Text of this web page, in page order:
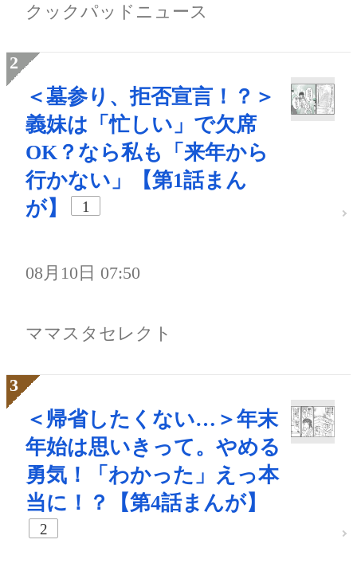
クックパッドニュース
＜墓参り、拒否宣言！？＞
義妹は「忙しい」で欠席
OK？なら私も「来年から
行かない」【第1話まん
が】
1
08月10日 07:50
ママスタセレクト
＜帰省したくない…＞年末
年始は思いきって。やめる
勇気！「わかった」えっ本
当に！？【第4話まんが】
2